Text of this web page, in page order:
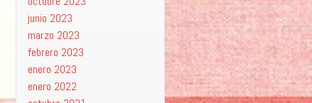
junio 2023
marzo 2023
febrero 2023
enero 2023
enero 2022